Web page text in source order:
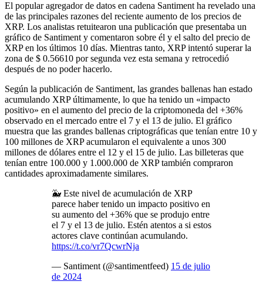
El popular agregador de datos en cadena Santiment ha revelado una
de las principales razones del reciente aumento de los precios de
XRP. Los analistas retuitearon una publicación que presentaba un
gráfico de Santiment y comentaron sobre él y el salto del precio de
XRP en los últimos 10 días. Mientras tanto, XRP intentó superar la
zona de $ 0.56610 por segunda vez esta semana y retrocedió
después de no poder hacerlo.
Según la publicación de Santiment, las grandes ballenas han estado
acumulando XRP últimamente, lo que ha tenido un «impacto
positivo» en el aumento del precio de la criptomoneda del +36%
observado en el mercado entre el 7 y el 13 de julio. El gráfico
muestra que las grandes ballenas criptográficas que tenían entre 10 y
100 millones de XRP acumularon el equivalente a unos 300
millones de dólares entre el 12 y el 15 de julio. Las billeteras que
tenían entre 100.000 y 1.000.000 de XRP también compraron
cantidades aproximadamente similares.
🐳 Este nivel de acumulación de XRP
parece haber tenido un impacto positivo en
su aumento del +36% que se produjo entre
el 7 y el 13 de julio. Estén atentos a si estos
actores clave continúan acumulando.
https://t.co/vr7QcwrNja
— Santiment (@santimentfeed) 15 de julio
de 2024